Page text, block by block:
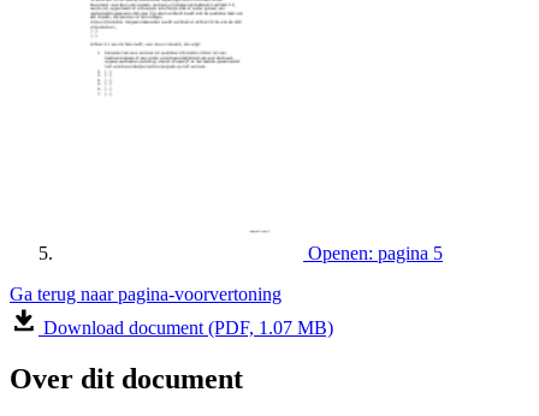
Openen: pagina 5
Ga terug naar pagina-voorvertoning
Download document (PDF, 1.07 MB)
Over dit document